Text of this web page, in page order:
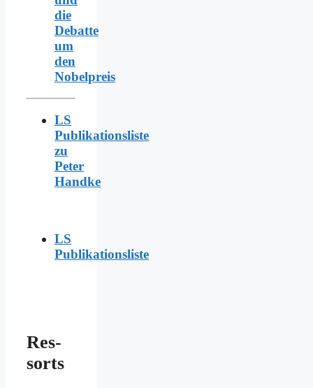
die
Debatte
um
den
Nobelpreis
LS
Publikationsliste
zu
Peter
Handke
LS
Publikationsliste
Res­
sorts